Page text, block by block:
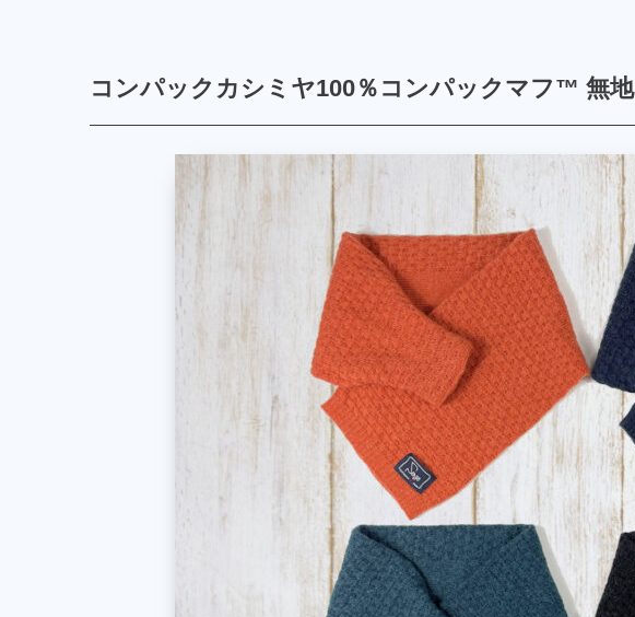
コンパックカシミヤ100％コンパックマフ™ 無地